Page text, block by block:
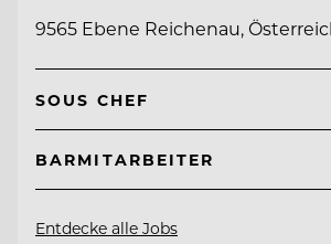
9565 Ebene Reichenau,
SOUS CHEF
BARMITARBEITER
Entdecke alle Jobs